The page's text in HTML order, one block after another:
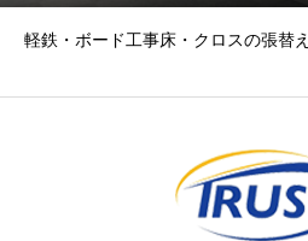
軽鉄・ボード工事床・クロスの張替え